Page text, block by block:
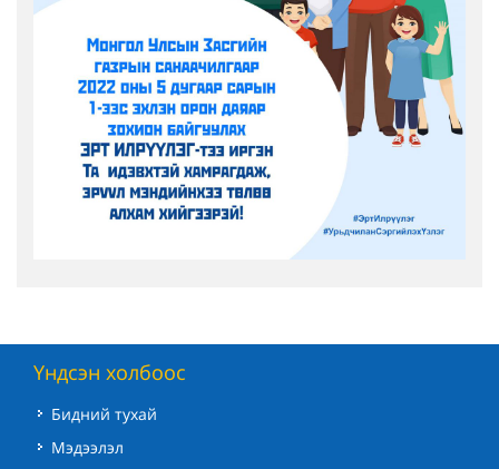
Үндсэн холбоос
Бидний тухай
Мэдээлэл